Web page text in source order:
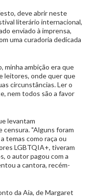
deve abrir neste
literário internacional,
enviado à imprensa,
uma curadoria dedicada
minha ambição era que
leitores, onde quer que
circunstâncias. Ler o
nem todos são a favor
levantam
censura. "Alguns foram
temas como raça ou
LGBTQIA+, tiveram
o autor pagou com a
a cantora, recém-
da Aia, de Margaret